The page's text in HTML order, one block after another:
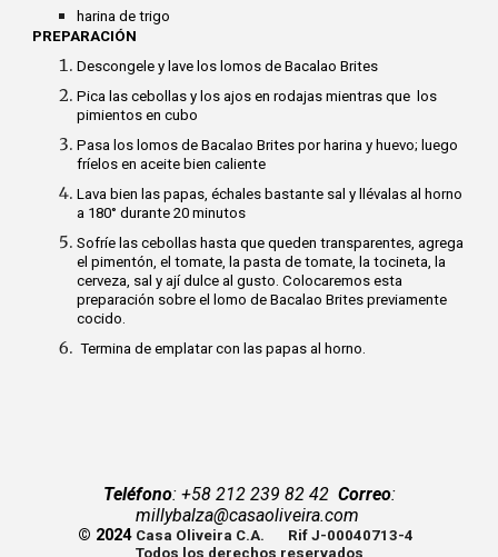
harina de trigo
PREPARACIÓN
Descongele y lave los lomos de Bacalao Brites
Pica las cebollas y los ajos en rodajas mientras que los
pimientos en cubo
Pasa los lomos de Bacalao Brites por harina y huevo; luego
fríelos en aceite bien caliente
Lava bien las papas, échales bastante sal y llévalas al horno
a 180° durante 20 minutos
Sofríe las cebollas hasta que queden transparentes, agrega
el pimentón, el tomate, la pasta de tomate, la tocineta, la
cerveza, sal y ají dulce al gusto. Colocaremos esta
preparación sobre el lomo de Bacalao Brites previamente
cocido.
Termina de emplatar con las papas al horno.
Teléfono: +58 212 239 82 42Correo:
millybalza@casaoliveira.com
© 2024 Casa Oliveira C.A. Rif J-00040713-4
Todos los derechos reservados